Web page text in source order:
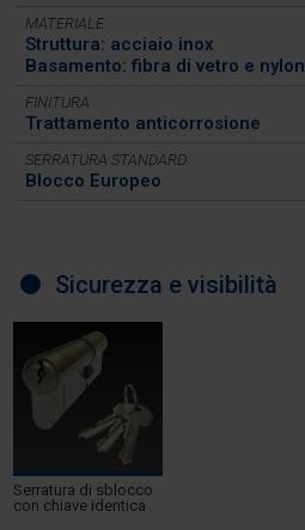
MATERIALE
Struttura: acciaio inox
Basamento: fibra di vetro e nylon
FINITURA
Trattamento anticorrosione
SERRATURA STANDARD
Blocco Europeo
Sicurezza e visibilità
Serratura di sblocco
con chiave identica